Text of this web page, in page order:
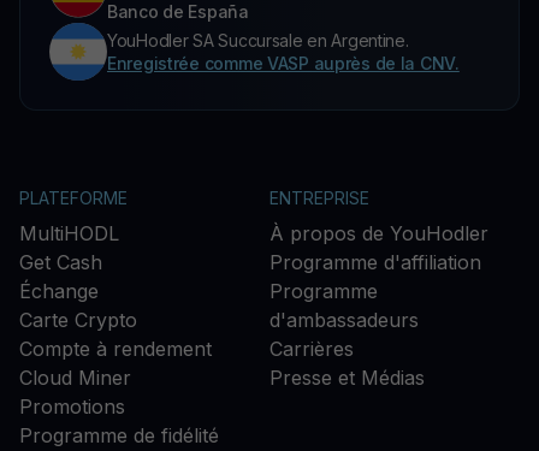
Banco de España
YouHodler SA Succursale en Argentine.
Enregistrée comme VASP auprès de la CNV.
PLATEFORME
MultiHODL
Get Cash
Échange
Carte Crypto
Compte à rendement
Cloud Miner
Promotions
Programme de fidélité
ENTREPRISE
À propos de YouHodler
Programme d'affiliation
Programme
d'ambassadeurs
Carrières
Presse et Médias